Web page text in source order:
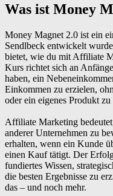
Was ist Money
Money Magnet 2.0 ist ein
Sendlbeck entwickelt
bietet, wie du mit Affiliate
Kurs richtet sich an
haben, ein
Einkommen zu erzielen,
oder ein eigenes Produkt
Affiliate Marketing
anderer Unternehmen zu
erhalten, wenn ein Kunde
einen Kauf tätigt. Der
fundiertes Wissen,
die besten Ergebnisse zu
das – und noch mehr.